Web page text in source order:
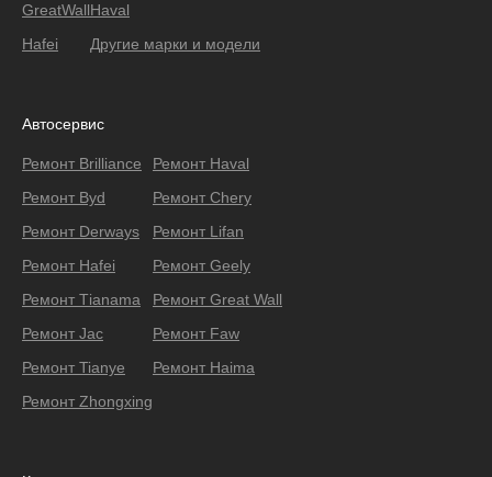
GreatWall
Hafei
Haval
Другие марки и модели
Автосервис
Ремонт Brilliance
Ремонт Byd
Ремонт Derways
Ремонт Hafei
Ремонт Тianama
Ремонт Jac
Ремонт Tianye
Ремонт Zhongxing
Ремонт Haval
Ремонт Chery
Ремонт Lifan
Ремонт Geely
Ремонт Great Wall
Ремонт Faw
Ремонт Haima